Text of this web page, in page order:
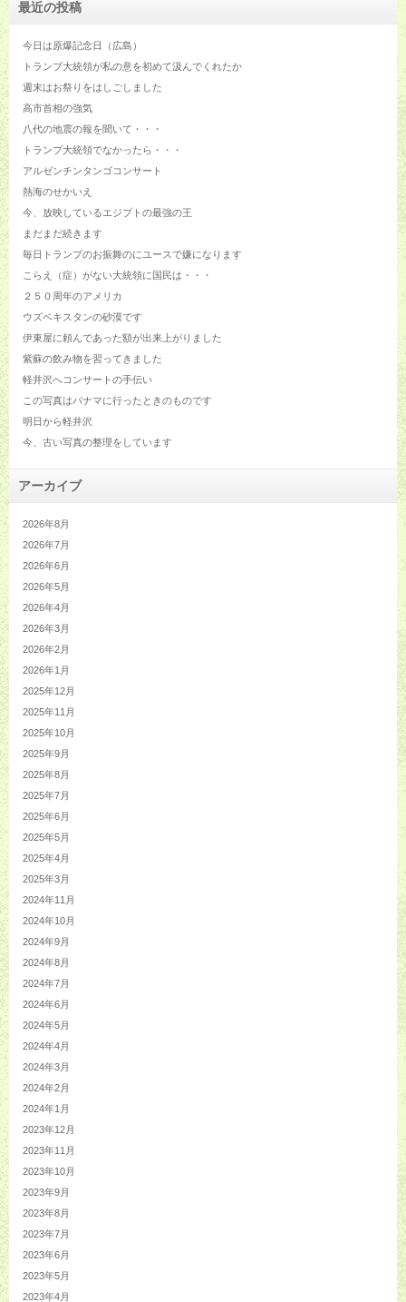
最近の投稿
今日は原爆記念日（広島）
トランプ大統領が私の意を初めて汲んでくれたか
週末はお祭りをはしごしました
高市首相の強気
八代の地震の報を聞いて・・・
トランプ大統領でなかったら・・・
アルゼンチンタンゴコンサート
熱海のせかいえ
今、放映しているエジプトの最強の王
まだまだ続きます
毎日トランプのお振舞のにユースで嫌になります
こらえ（症）がない大統領に国民は・・・
２５０周年のアメリカ
ウズベキスタンの砂漠です
伊東屋に頼んであった額が出来上がりました
紫蘇の飲み物を習ってきました
軽井沢へコンサートの手伝い
この写真はパナマに行ったときのものです
明日から軽井沢
今、古い写真の整理をしています
アーカイブ
2026年8月
2026年7月
2026年6月
2026年5月
2026年4月
2026年3月
2026年2月
2026年1月
2025年12月
2025年11月
2025年10月
2025年9月
2025年8月
2025年7月
2025年6月
2025年5月
2025年4月
2025年3月
2024年11月
2024年10月
2024年9月
2024年8月
2024年7月
2024年6月
2024年5月
2024年4月
2024年3月
2024年2月
2024年1月
2023年12月
2023年11月
2023年10月
2023年9月
2023年8月
2023年7月
2023年6月
2023年5月
2023年4月